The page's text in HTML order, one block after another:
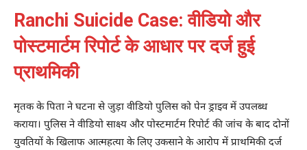
Ranchi Suicide Case: वीडियो और
पोस्टमार्टम रिपोर्ट के आधार पर दर्ज हुई
प्राथमिकी
मृतक के पिता ने घटना से जुड़ा वीडियो पुलिस को पेन ड्राइव में उपलब्ध
कराया। पुलिस ने वीडियो साक्ष्य और पोस्टमार्टम रिपोर्ट की जांच के बाद दोनों
युवतियों के खिलाफ आत्महत्या के लिए उकसाने के आरोप में प्राथमिकी दर्ज